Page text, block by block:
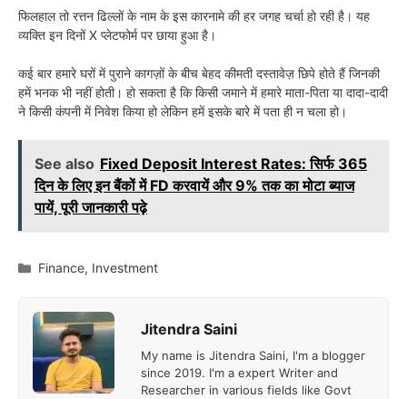
फिलहाल तो रत्तन ढिल्लों के नाम के इस कारनामे की हर जगह चर्चा हो रही है। यह
व्यक्ति इन दिनों X प्लेटफोर्म पर छाया हुआ है।
कई बार हमारे घरों में पुराने कागज़ों के बीच बेहद कीमती दस्तावेज़ छिपे होते हैं जिनकी
हमें भनक भी नहीं होती। हो सकता है कि किसी जमाने में हमारे माता-पिता या दादा-दादी
ने किसी कंपनी में निवेश किया हो लेकिन हमें इसके बारे में पता ही न चला हो।
See also Fixed Deposit Interest Rates: सिर्फ 365
दिन के लिए इन बैंकों में FD करवायें और 9% तक का मोटा ब्याज
पायें, पूरी जानकारी पढ़े
Categories
Finance, Investment
Jitendra Saini
My name is Jitendra Saini, I'm a blogger
since 2019. I'm a expert Writer and
Researcher in various fields like Govt